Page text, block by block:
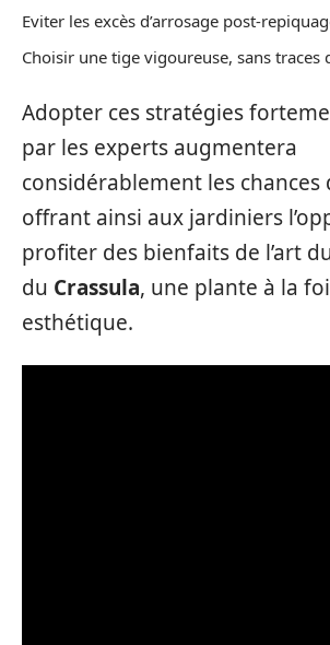
Eviter les excès d’arrosage post-
Choisir une tige vigoureuse, sans traces
Adopter ces stratégies
par les experts augmentera
considérablement les chances
offrant ainsi aux jardiniers
profiter des bienfaits de l’art
du Crassula, une plante à la
esthétique.